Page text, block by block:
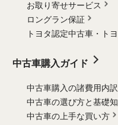
お取り寄せサービス
ロングラン保証
トヨタ認定中古車・
ト
中古車購入ガイド
中古車購入の諸費用内
中古車の選び方と基礎
中古車の上手な買い方